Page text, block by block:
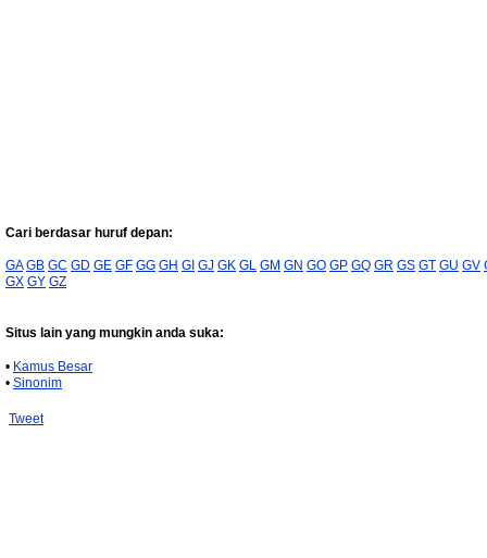
Cari berdasar huruf depan:
GA GB GC GD GE GF GG GH GI GJ GK GL GM GN GO GP GQ GR GS GT GU GV
GX GY GZ
Situs lain yang mungkin anda suka:
• Kamus Besar
• Sinonim
Tweet